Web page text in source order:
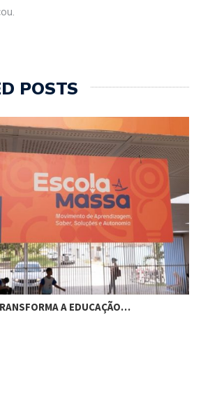
POSTS
A EDUCAÇÃO…